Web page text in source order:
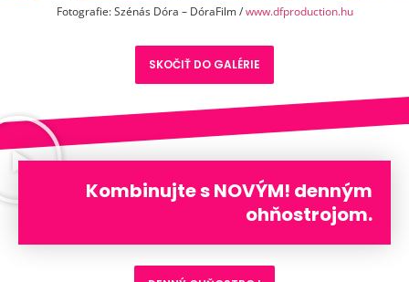
Fotografie: Szénás Dóra – DóraFilm /www.dfproduction.hu
SKOČIŤ DO GALÉRIE
Kombinujte s NOVÝM! denným
ohňostrojom.